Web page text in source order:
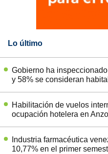
Lo último
Gobierno ha
y 58% se consideran
Habilitación de vuelos
ocupación hotelera en
Industria farmacéutica
10,77% en el primer